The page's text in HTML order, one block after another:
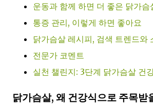
운동과 함께 하면 더 좋은 닭가슴
통증 관리, 이렇게 하면 좋아요
닭가슴살 레시피, 검색 트렌드와
전문가 코멘트
실천 챌린지: 3단계 닭가슴살 건
닭가슴살, 왜 건강식으로 주목받